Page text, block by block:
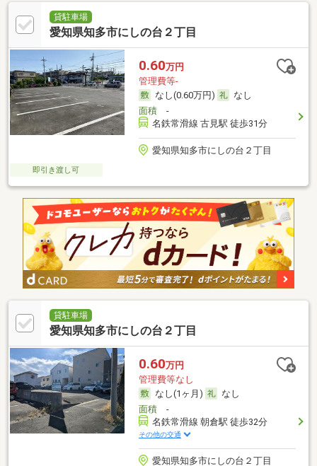
貸駐車場
愛知県知多市にしの台２丁目
0.60万円
管理費等-
なし(0.60万円)
なし
面積-
名鉄常滑線 古見駅 徒歩31分
愛知県知多市にしの台２丁目
即引き渡し可
貸駐車場
愛知県知多市にしの台２丁目
0.60万円
管理費等なし
なし(1ヶ月)
なし
面積-
名鉄常滑線 朝倉駅 徒歩32分
その他の交通
愛知県知多市にしの台２丁目